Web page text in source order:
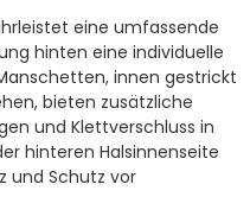
eine umfassende
hinten eine individuelle
innen gestrickt
bieten zusätzliche
und Klettverschluss in
hinteren Halsinnenseite
und Schutz vor